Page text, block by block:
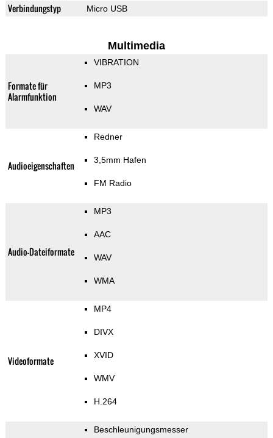
Verbindungstyp Micro USB
Multimedia
Formate für
Alarmfunktion
VIBRATION
MP3
WAV
Audioeigenschaften
Redner
3,5mm Hafen
FM Radio
Audio-Dateiformate
MP3
AAC
WAV
WMA
Videoformate
MP4
DIVX
XVID
WMV
H.264
Beschleunigungsmesser